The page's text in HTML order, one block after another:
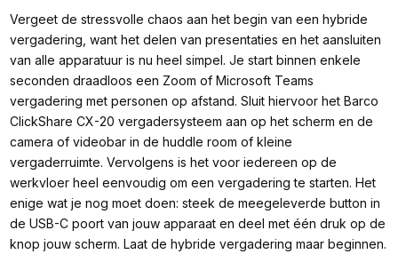
Vergeet de stressvolle chaos aan het begin van een hybride
vergadering, want het delen van presentaties en het aansluiten
van alle apparatuur is nu heel simpel. Je start binnen enkele
seconden draadloos een Zoom of Microsoft Teams
vergadering met personen op afstand. Sluit hiervoor het Barco
ClickShare CX-20 vergadersysteem aan op het scherm en de
camera of videobar in de huddle room of kleine
vergaderruimte. Vervolgens is het voor iedereen op de
werkvloer heel eenvoudig om een vergadering te starten. Het
enige wat je nog moet doen: steek de meegeleverde button in
de USB-C poort van jouw apparaat en deel met één druk op de
knop jouw scherm. Laat de hybride vergadering maar beginnen.